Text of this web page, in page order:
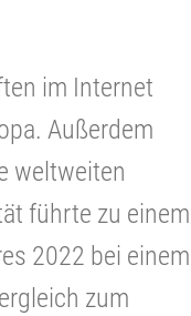
im Internet
Außerdem
weltweiten
führte zu einem
2022 bei einem
zum